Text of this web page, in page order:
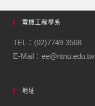
電機工程學系
TEL：(02)7749-3568
E-Mail：ee@ntnu.edu.tw
地址